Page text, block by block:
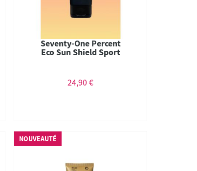
Seventy-One Percent
Eco Sun Shield Sport
24,90 €
NOUVEAUTÉ